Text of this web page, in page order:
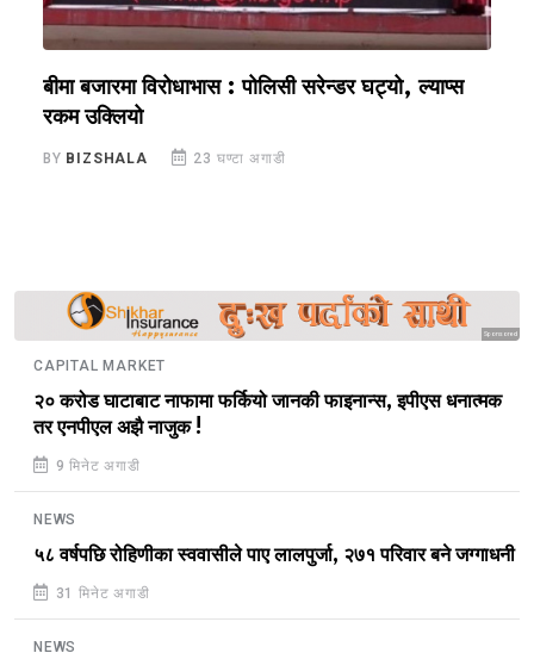
बीमा बजारमा विरोधाभास : पोलिसी सरेन्डर घट्यो, ल्याप्स
रकम उक्लियो
BY BIZSHALA 23 घण्टा अगाडी
Sponsored
CAPITAL MARKET
२० करोड घाटाबाट नाफामा फर्कियो जानकी फाइनान्स, इपीएस धनात्मक
तर एनपीएल अझै नाजुक !
9 मिनेट अगाडी
NEWS
५८ वर्षपछि रोहिणीका स्ववासीले पाए लालपुर्जा, २७१ परिवार बने जग्गाधनी
31 मिनेट अगाडी
NEWS